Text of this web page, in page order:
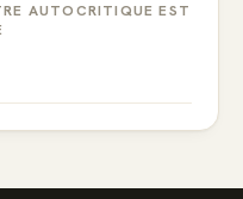
AUTOCRITIQUE EST